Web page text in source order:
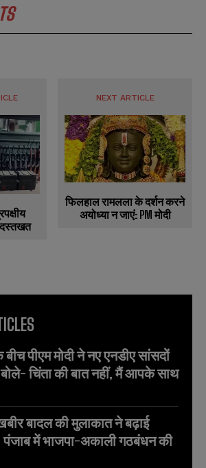
NEXT ARTICLE
फिलहाल रामलला के दर्शन करने
अयोध्या न जाएं: PM मोदी
पीएम मोदी ने नए एनडीए सांसदों
चिंता की बात नहीं, मैं आपके साथ
बादल की मुलाकात ने बढ़ाई
में भाजपा-अकाली गठबंधन की